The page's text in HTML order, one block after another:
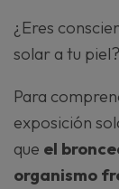
¿Eres
solar a tu piel?
Para
exposición
que el
organismo